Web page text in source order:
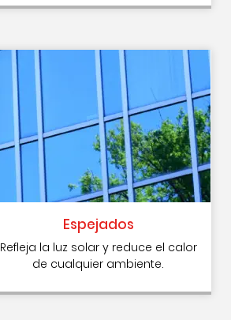
Espejados
Refleja la luz solar y reduce el calor
de cualquier ambiente.